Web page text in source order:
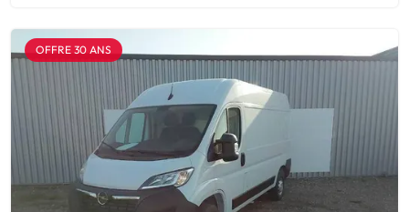
OFFRE 30 ANS